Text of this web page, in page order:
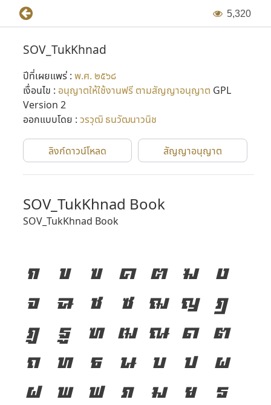
5,320
SOV_TukKhnad
ปีที่เผยแพร่ : พ.ศ. ๒๕๖๘
เงื่อนไข : อนุญาตให้ใช้งานฟรี ตามสัญญาอนุญาต GPL
Version 2
ออกแบบโดย : วรวุฒิ ธนวัฒนาวนิช
ลิงก์ดาวน์โหลด สัญญาอนุญาต
SOV_TukKhnad Book
SOV_TukKhnad Book
ก ข ฃ ค ฅ ฆ ง
จ ฉ ช ซ ฌ ญ ฎ
ฏ ฐ ฑ ฒ ณ ด ต
ถ ท ธ น บ ป ผ
ฝ พ ฟ ภ ม ย ร